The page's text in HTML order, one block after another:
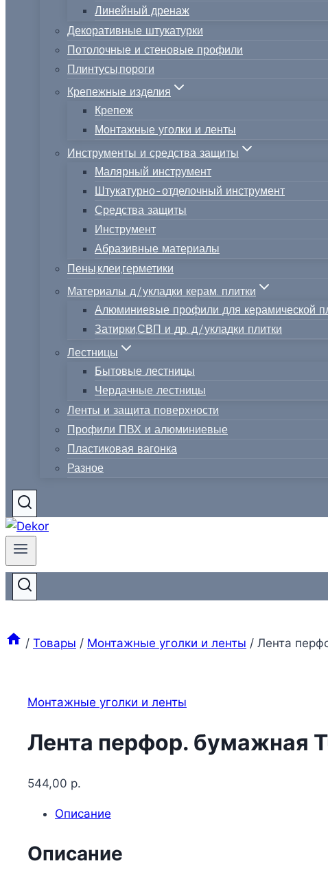
Линейный дренаж
Декоративные штукатурки
Потолочные и стеновые профили
Плинтусы,пороги
Крепежные изделия
Крепеж
Монтажные уголки и ленты
Инструменты и средства защиты
Малярный инструмент
Штукатурно-отделочный инструмент
Средства защиты
Инструмент
Абразивные материалы
Пены,клеи,герметики
Материалы д/укладки керам. плитки
Алюминиевые профили для керамической
Затирки,СВП и др. д/укладки плитки
Лестницы
Бытовые лестницы
Чердачные лестницы
Ленты и защита поверхности
Профили ПВХ и алюминиевые
Пластиковая вагонка
Разное
/ Товары / Монтажные уголки и ленты / Лента
Монтажные уголки и ленты
Лента перфор. бумажная
544,00 р.
Описание
Описание